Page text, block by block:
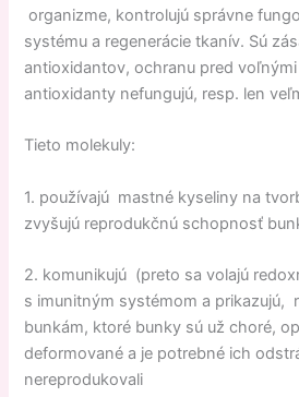
organizme, kontrolujú správne
systému a regenerácie tkanív. Sú
antioxidantov, ochranu pred
antioxidanty nefungujú, resp. len
Tieto molekuly:
1. používajú mastné kyseliny na
zvyšujú reprodukčnú schopnosť
2. komunikujú (preto sa volajú
s imunitným systémom a prikazujú,
bunkám, ktoré bunky sú už choré,
deformované a je potrebné ich
nereprodukovali